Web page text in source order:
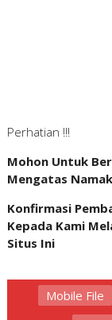
Perhatian !!!
Mohon Untuk
Mengatas
Konfirmasi
Kepada Kami
Situs Ini
Mobile File